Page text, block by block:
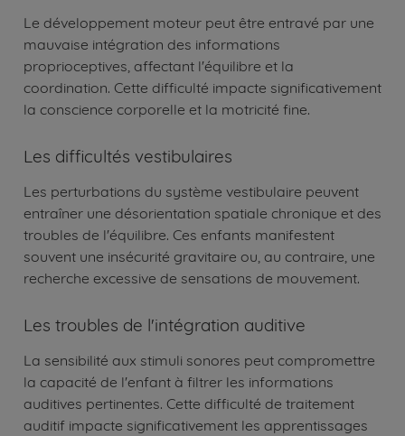
Le développement moteur peut être entravé par une
mauvaise intégration des informations
proprioceptives, affectant l'équilibre et la
coordination. Cette difficulté impacte significativement
la conscience corporelle et la motricité fine.
Les difficultés vestibulaires
Les perturbations du système vestibulaire peuvent
entraîner une désorientation spatiale chronique et des
troubles de l'équilibre. Ces enfants manifestent
souvent une insécurité gravitaire ou, au contraire, une
recherche excessive de sensations de mouvement.
Les troubles de l'intégration auditive
La sensibilité aux stimuli sonores peut compromettre
la capacité de l'enfant à filtrer les informations
auditives pertinentes. Cette difficulté de traitement
auditif impacte significativement les apprentissages